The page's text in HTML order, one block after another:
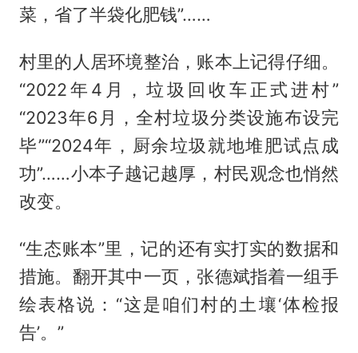
菜，省了半袋化肥钱”……
村里的人居环境整治，账本上记得仔细。
“2022年4月，垃圾回收车正式进村”
“2023年6月，全村垃圾分类设施布设完
毕”“2024年，厨余垃圾就地堆肥试点成
功”……小本子越记越厚，村民观念也悄然
改变。
“生态账本”里，记的还有实打实的数据和
措施。翻开其中一页，张德斌指着一组手
绘表格说：“这是咱们村的土壤‘体检报
告’。”